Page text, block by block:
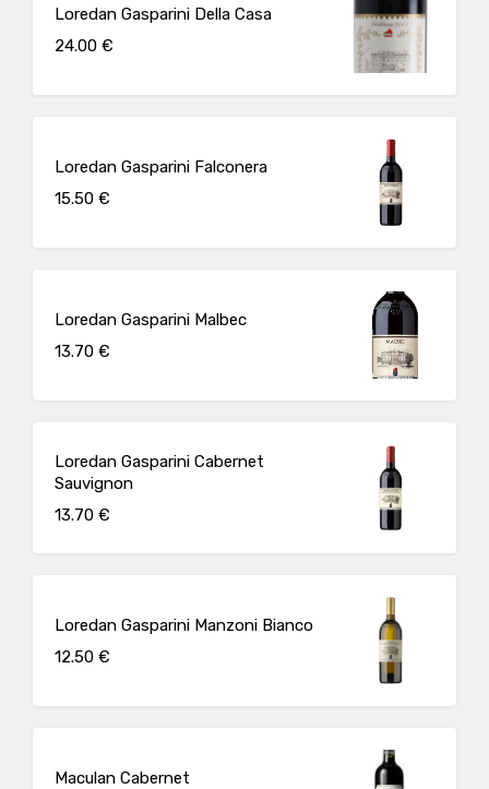
Loredan Gasparini Della Casa
24.00 €
Loredan Gasparini Falconera
15.50 €
Loredan Gasparini Malbec
13.70 €
Loredan Gasparini Cabernet
Sauvignon
13.70 €
Loredan Gasparini Manzoni Bianco
12.50 €
Maculan Cabernet